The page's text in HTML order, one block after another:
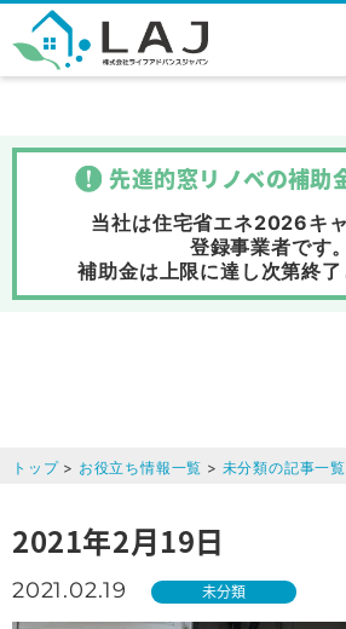
先進的窓リノベの補助
当社は住宅省エネ2026キ
登録事業者です。
補助金は上限に達し次第終了
トップ> お役立ち情報一覧 > 未分類の記事一覧
2021年2月19日
2021.02.19 未分類